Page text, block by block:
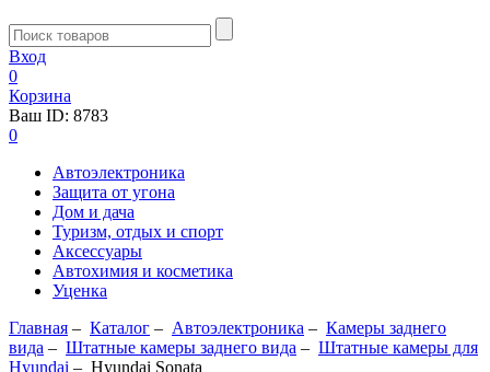
Вход
0
Корзина
Ваш ID: 8783
0
Автоэлектроника
Защита от угона
Дом и дача
Туризм, отдых и спорт
Аксессуары
Автохимия и косметика
Уценка
Главная – Каталог – Автоэлектроника – Камеры заднего
вида – Штатные камеры заднего вида – Штатные камеры для
Hyundai – Hyundai Sonata